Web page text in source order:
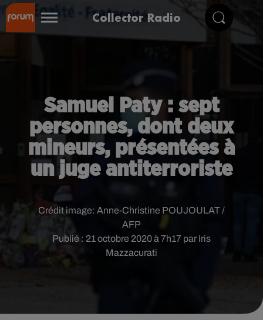
Collector Radio
Samuel Paty : sept
personnes, dont deux
mineurs, présentées à
un juge antiterroriste
Publié : 21 octobre 2020 à 7h17 par Iris
Mazzacurati
Crédit image: Anne-Christine POUJOULAT /
AFP